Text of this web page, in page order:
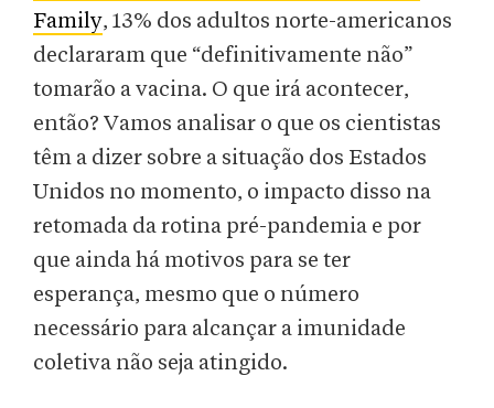
Family, 13% dos adultos norte-americanos
declararam que “definitivamente não”
tomarão a vacina. O que irá acontecer,
então? Vamos analisar o que os cientistas
têm a dizer sobre a situação dos Estados
Unidos no momento, o impacto disso na
retomada da rotina pré-pandemia e por
que ainda há motivos para se ter
esperança, mesmo que o número
necessário para alcançar a imunidade
coletiva não seja atingido.